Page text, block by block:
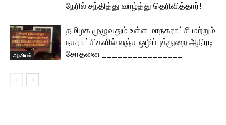
நேரில் சந்தித்து வாழ்த்து தெரிவித்தார்!
அரசியல்
தமிழக முழுவதும் உள்ள மாநகராட்சி மற்றும்
நகராட்சிகளில் லஞ்ச ஒழிப்புத்துறை அதிரடி
சோதனை ________________